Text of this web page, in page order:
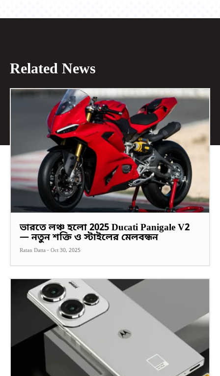
Related News
ভারতে লঞ্চ হলো 2025 Ducati Panigale V2
— নতুন শক্তি ও স্টাইলের মেলবন্ধন
Ratan Datta - Oct 30, 2025